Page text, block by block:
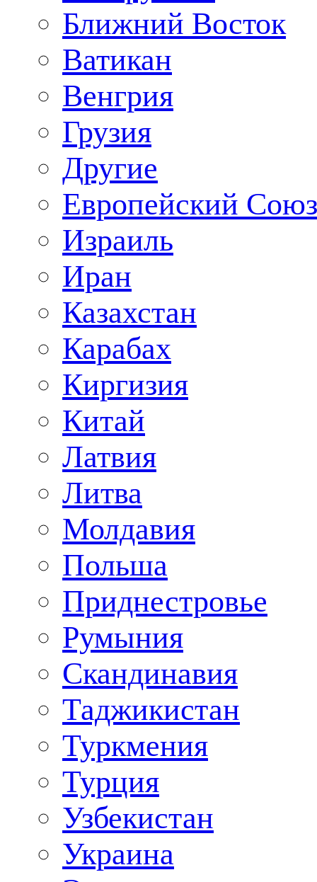
Ближний Восток
Ватикан
Венгрия
Грузия
Другие
Европейский Союз
Израиль
Иран
Казахстан
Карабах
Киргизия
Китай
Латвия
Литва
Молдавия
Польша
Приднестровье
Румыния
Скандинавия
Таджикистан
Туркмения
Турция
Узбекистан
Украина